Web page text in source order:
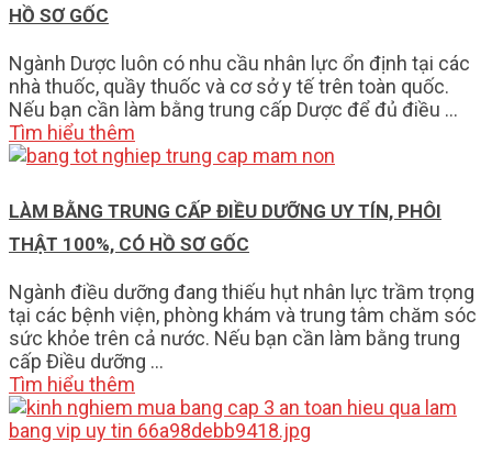
HỒ SƠ GỐC
Ngành Dược luôn có nhu cầu nhân lực ổn định tại các
nhà thuốc, quầy thuốc và cơ sở y tế trên toàn quốc.
Nếu bạn cần làm bằng trung cấp Dược để đủ điều …
Tìm hiểu thêm
LÀM BẰNG TRUNG CẤP ĐIỀU DƯỠNG UY TÍN, PHÔI
THẬT 100%, CÓ HỒ SƠ GỐC
Ngành điều dưỡng đang thiếu hụt nhân lực trầm trọng
tại các bệnh viện, phòng khám và trung tâm chăm sóc
sức khỏe trên cả nước. Nếu bạn cần làm bằng trung
cấp Điều dưỡng …
Tìm hiểu thêm